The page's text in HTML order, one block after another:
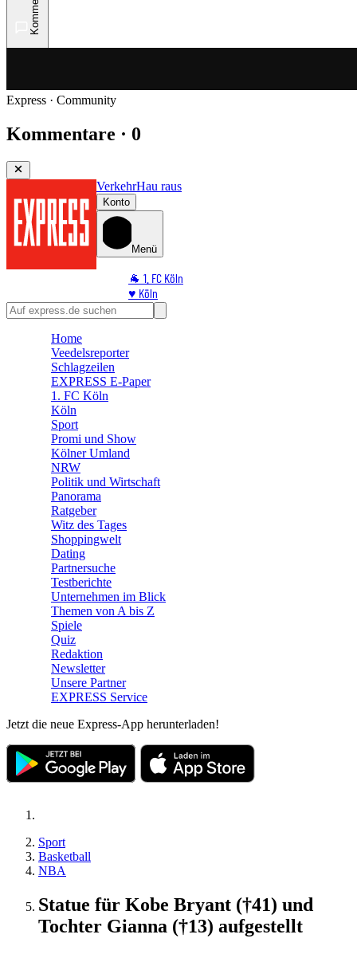
Express · Community
Kommentare · 0
VerkehrHau raus
Konto
Menü
🐐 1. FC Köln
♥️ Köln
⭐ Promi
🛒 Shoppingwelt
Home
Veedelsreporter
Schlagzeilen
EXPRESS E-Paper
1. FC Köln
Köln
Sport
Promi und Show
Kölner Umland
NRW
Politik und Wirtschaft
Panorama
Ratgeber
Witz des Tages
Shoppingwelt
Dating
Partnersuche
Testberichte
Unternehmen im Blick
Themen von A bis Z
Spiele
Quiz
Redaktion
Newsletter
Unsere Partner
EXPRESS Service
Jetzt die neue Express-App herunterladen!
Sport
Basketball
NBA
Statue für Kobe Bryant (†41) und
Tochter Gianna (†13) aufgestellt